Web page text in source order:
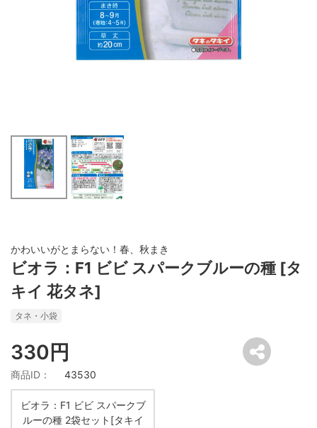
かわいいがとまらない！春、秋まき
ビオラ：F1 ビビ スパークブルーの種 [タ
キイ 花タネ]
タネ・小袋
330円
商品ID： 43530
ビオラ：F1 ビビ スパークブ
ルーの種 2袋セット[タキイ